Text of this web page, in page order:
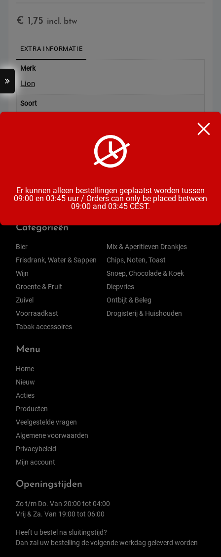
€ 1,75 incl. btw
EXTRA INFORMATIE
Merk
Lion
Soort
Categorieën
Bier
Frisdrank, Water & Sappen
Wijn
Groente & Fruit
Zuivel
Voorraadkast
Tabak accessoires
Mix & Aperitieven Drankjes
Chips, Noten, Toast
Snoep, Chocolade & Koek
Diepvries
Ontbijt & Beleg
Drogisterij & Huishouden
Menu
Home
Nieuw
Acties
Producten
Veelgestelde vragen
Algemene voorwaarden
Privacybeleid
Mijn account
Openingstijden
Zo t/m Do. Van 20:00 tot 04:00
Vrij & Za. Van 19:00 tot 06:00
Heeft u bestel na sluitingstijd?
Dan zal uw bestelling de volgende werkdag geleverd worden
Er kunnen alleen bestellingen geplaatst worden tussen
09:00 en 03:45 uur / Orders can only be placed between
09:00 and 03:45 CEST.